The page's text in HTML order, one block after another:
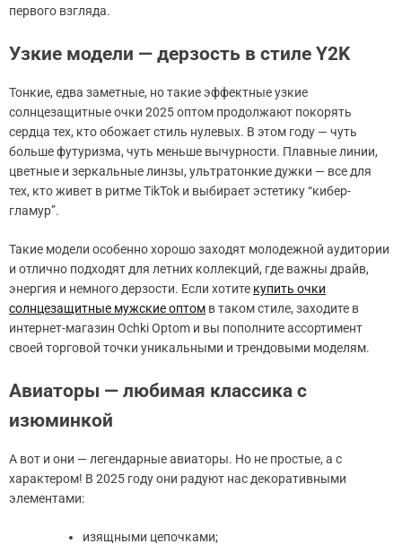
первого взгляда.
Узкие модели — дерзость в стиле Y2K
Тонкие, едва заметные, но такие эффектные узкие
солнцезащитные очки 2025 оптом продолжают покорять
сердца тех, кто обожает стиль нулевых. В этом году — чуть
больше футуризма, чуть меньше вычурности. Плавные линии,
цветные и зеркальные линзы, ультратонкие дужки — все для
тех, кто живет в ритме TikTok и выбирает эстетику “кибер-
гламур”.
Такие модели особенно хорошо заходят молодежной аудитории
и отлично подходят для летних коллекций, где важны драйв,
энергия и немного дерзости. Если хотите купить очки
солнцезащитные мужские оптом в таком стиле, заходите в
интернет-магазин Ochki Optom и вы пополните ассортимент
своей торговой точки уникальными и трендовыми моделям.
Авиаторы — любимая классика с
изюминкой
А вот и они — легендарные авиаторы. Но не простые, а с
характером! В 2025 году они радуют нас декоративными
элементами:
изящными цепочками;